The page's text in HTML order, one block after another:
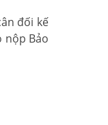
đối kế
nộp Bảo